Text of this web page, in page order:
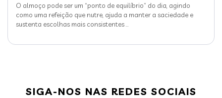
O almoço pode ser um “ponto de equilíbrio” do dia, agindo
como uma refeição que nutre, ajuda a manter a saciedade e
sustenta escolhas mais consistentes
SIGA-NOS NAS REDES SOCIAIS